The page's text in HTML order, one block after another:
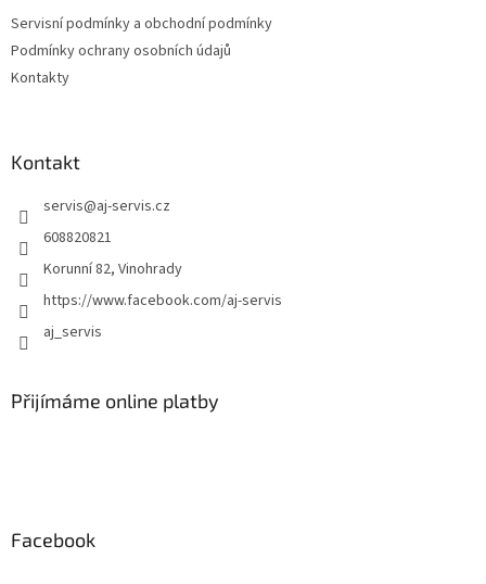
r
v
Servisní podmínky a obchodní podmínky
Podmínky ochrany osobních údajů
Kontakty
Kontakt
servis@aj-servis.cz
608820821
Korunní 82, Vinohrady
https://www.facebook.com/aj-servis
aj_servis
Přijímáme online platby
Facebook